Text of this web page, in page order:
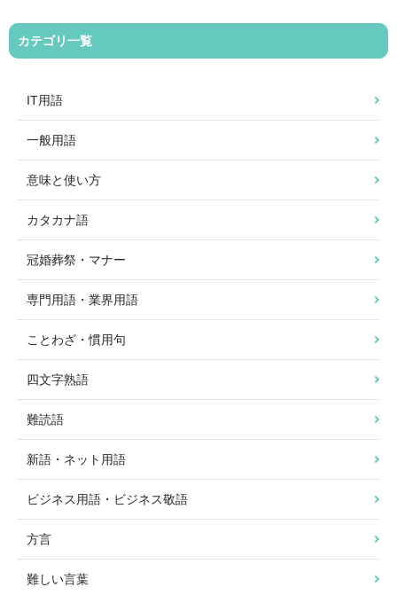
カテゴリ一覧
IT用語
一般用語
意味と使い方
カタカナ語
冠婚葬祭・マナー
専門用語・業界用語
ことわざ・慣用句
四文字熟語
難読語
新語・ネット用語
ビジネス用語・ビジネス敬語
方言
難しい言葉